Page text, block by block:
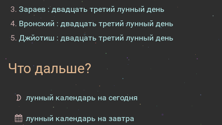
Зараев : двадцать третий лунный день
Вронский : двадцать третий лунный день
Джйотиш : двадцать третий лунный день
Что дальше?
лунный календарь на сегодня
лунный календарь на завтра